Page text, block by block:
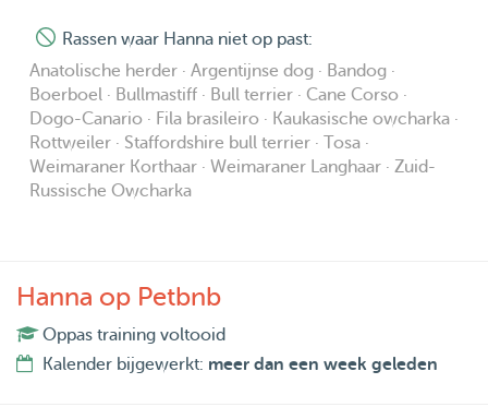
Rassen waar Hanna niet op past:
Anatolische herder · Argentijnse dog · Bandog ·
Boerboel · Bullmastiff · Bull terrier · Cane Corso ·
Dogo-Canario · Fila brasileiro · Kaukasische owcharka ·
Rottweiler · Staffordshire bull terrier · Tosa ·
Weimaraner Korthaar · Weimaraner Langhaar · Zuid-
Russische Owcharka
Hanna op Petbnb
Oppas training voltooid
Kalender bijgewerkt: meer dan een week geleden